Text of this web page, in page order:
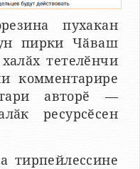
пухакан
пирки Чӑваш
тетелӗнчи
комментарире
авторӗ —
ресурсӗсен
тирпейлессине